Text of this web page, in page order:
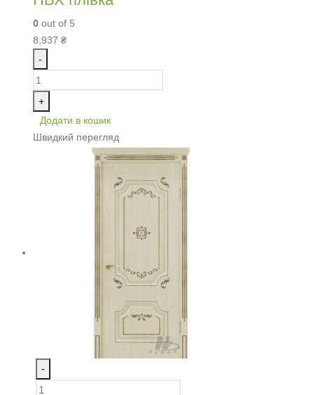
0 out of 5
8,937 ₴
-
+
Додати в кошик
Швидкий перегляд
-